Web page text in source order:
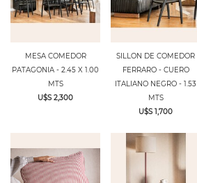
MESA COMEDOR
PATAGONIA - 2.45 X 1.00
MTS
U$S 2,300
SILLON DE COMEDOR
FERRARO - CUERO
ITALIANO NEGRO - 1.53
MTS
U$S 1,700